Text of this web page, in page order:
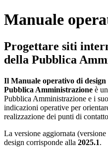
Manuale
Progettare siti
della Pubblica
Il Manuale operativo di
Pubblica Amministrazione è
Pubblica Amministrazione e i
indicazioni operative per
realizzazione dei punti di
La versione aggiornata
design corrisponde alla 2025.1.